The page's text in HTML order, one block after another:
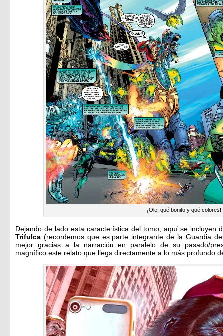
¡Ole, qué bonito y qué colores!
Dejando de lado esta característica del tomo, aquí se incluyen
Trifulca (recordemos que es parte integrante de la Guardia
mejor gracias a la narración en paralelo de su pasado/
magnífico este relato que llega directamente a lo más profundo